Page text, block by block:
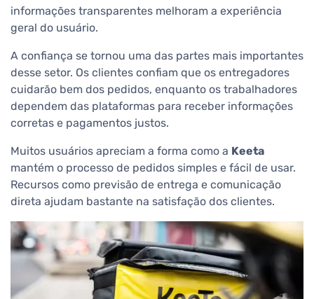
informações transparentes melhoram a experiência
geral do usuário.
A confiança se tornou uma das partes mais importantes
desse setor. Os clientes confiam que os entregadores
cuidarão bem dos pedidos, enquanto os trabalhadores
dependem das plataformas para receber informações
corretas e pagamentos justos.
Muitos usuários apreciam a forma como a Keeta
mantém o processo de pedidos simples e fácil de usar.
Recursos como previsão de entrega e comunicação
direta ajudam bastante na satisfação dos clientes.